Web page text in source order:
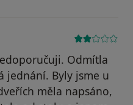
Odmítla
jednání. Byly jsme u
měla napsáno,